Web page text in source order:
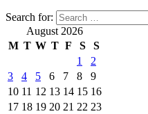
Search for:
August 2026
M T W T F S
S
1
2
3
4 5 6 7 8
9
10 11 12 13 14 15 16
17 18 19 20 21 22 23